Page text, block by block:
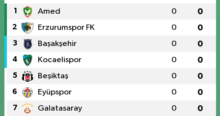
1 Amed 0 0
2 Erzurumspor FK 0 0
3 Başakşehir 0 0
4 Kocaelispor 0 0
5 Beşiktaş 0 0
6 Eyüpspor 0 0
7 Galatasaray 0 0